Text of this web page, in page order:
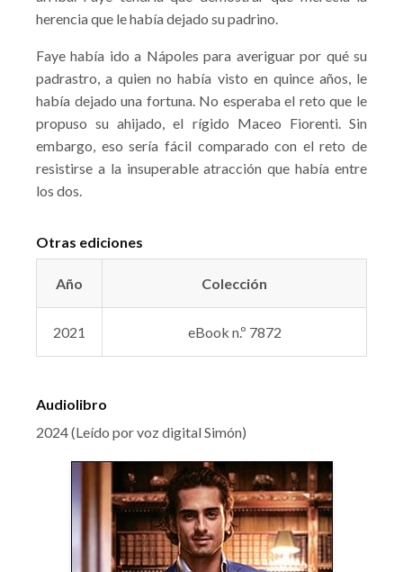
herencia que le había dejado su padrino.
Faye había ido a Nápoles para averiguar por qué su
padrastro, a quien no había visto en quince años, le
había dejado una fortuna. No esperaba el reto que le
propuso su ahijado, el rígido Maceo Fiorenti. Sin
embargo, eso sería fácil comparado con el reto de
resistirse a la insuperable atracción que había entre
los dos.
Otras ediciones
Año Colección
2021 eBook n.º 7872
Audiolibro
2024 (Leído por voz digital Simón)